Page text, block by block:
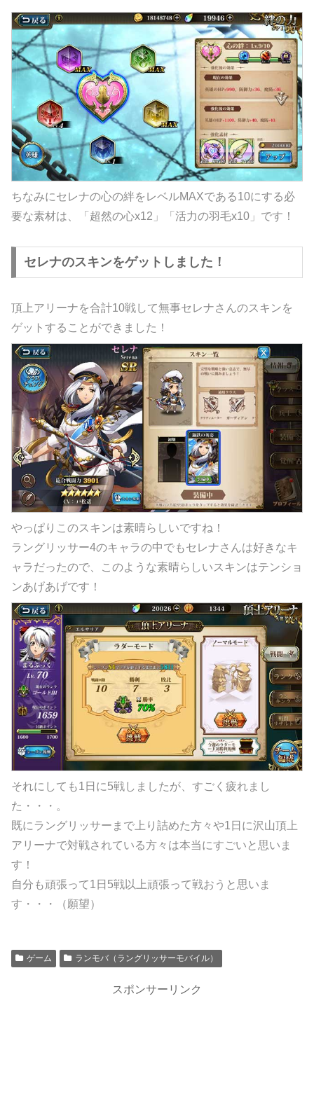
ちなみにセレナの心の絆をレベルMAXである10にする必
要な素材は、「超然の心x12」「活力の羽毛x10」です！
セレナのスキンをゲットしました！
頂上アリーナを合計10戦して無事セレナさんのスキンを
ゲットすることができました！
やっぱりこのスキンは素晴らしいですね！
ラングリッサー4のキャラの中でもセレナさんは好きなキ
ャラだったので、このような素晴らしいスキンはテンショ
ンあげあげです！
それにしても1日に5戦しましたが、すごく疲れまし
た・・・。
既にラングリッサーまで上り詰めた方々や1日に沢山頂上
アリーナで対戦されている方々は本当にすごいと思いま
す！
自分も頑張って1日5戦以上頑張って戦おうと思いま
す・・・（願望）
ゲーム ランモバ（ラングリッサーモバイル）
スポンサーリンク